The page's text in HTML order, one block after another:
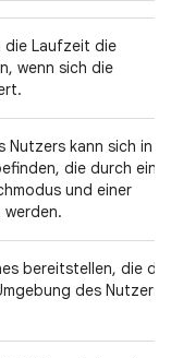
die Laufzeit die
wenn sich die
Nutzers kann sich in
die durch eine
und einer
bereitstellen, die die
des Nutzers